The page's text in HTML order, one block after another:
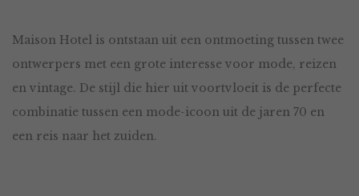
Maison Hotel is ontstaan uit een ontmoeting tussen twee
ontwerpers met een grote interesse voor mode, reizen
en vintage. De stijl die hier uit voortvloeit is de perfecte
combinatie tussen een mode-icoon uit de jaren 70 en
een reis naar het zuiden.